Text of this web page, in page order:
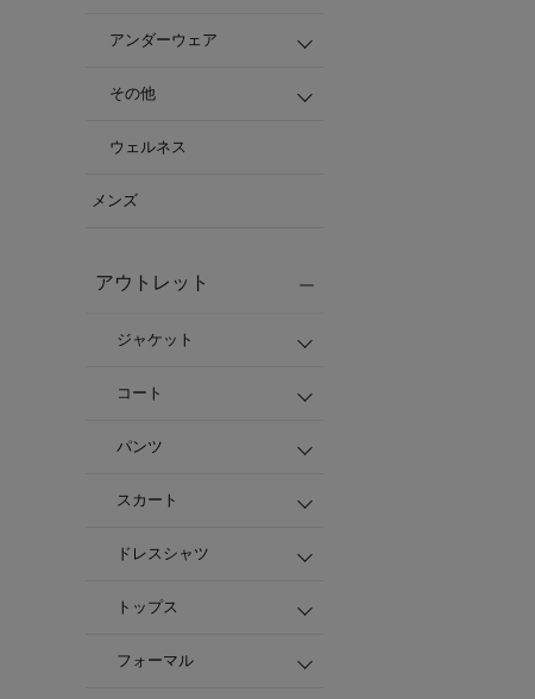
アンダーウェア
その他
ウェルネス
メンズ
アウトレット
ジャケット
コート
パンツ
スカート
ドレスシャツ
トップス
フォーマル